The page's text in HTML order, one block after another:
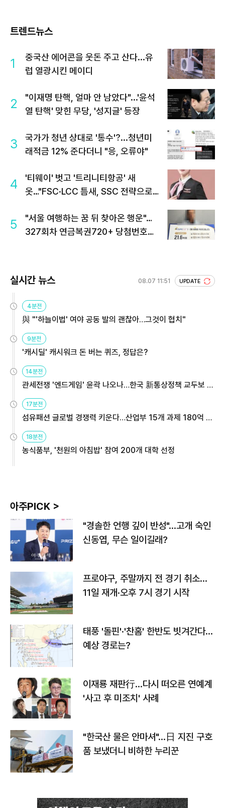
트렌드뉴스
1
중국산 에어콘을 웃돈 주고 산다...유
럽 열광시킨 메이디
2
"이재명 탄핵, 얼마 안 남았다"...'윤석
열 탄핵' 맞힌 무당, '성지글' 등장
3
국가가 청년 상대로 '통수'?...청년미
래적금 12% 준다더니 "응, 오류야"
4
'티웨이' 벗고 '트리니티항공' 새
옷…"FSC·LCC 틈새, SSC 전략으로
5
"서울 여행하는 꿈 뒤 찾아온 행운"…
327회차 연금복권720+ 당첨번호조
실시간 뉴스 08.07 11:51 UPDATE
4분전
與 "'하늘이법' 여야 공동 발의 괜찮아…그것이 협치"
9분전
'캐시딜' 캐시워크 돈 버는 퀴즈, 정답은?
14분전
관세전쟁 '엔드게임' 윤곽 나오나…한국 新통상정책 교두보 활
17분전
섬유패션 글로벌 경쟁력 키운다…산업부 15개 과제 180억 지
18분전
농식품부, '천원의 아침밥' 참여 200개 대학 선정
아주PICK >
"경솔한 언행 깊이 반성"…고개 숙인
신동엽, 무슨 일이길래?
프로야구, 주말까지 전 경기 취소…
11일 재개·오후 7시 경기 시작
태풍 '돌핀'·'찬홈' 한반도 빗겨간다…
예상 경로는?
이재룡 재판行…다시 떠오른 연예계
'사고 후 미조치' 사례
"한국산 물은 안마셔"…日 지진 구호
품 보냈더니 비하한 누리꾼